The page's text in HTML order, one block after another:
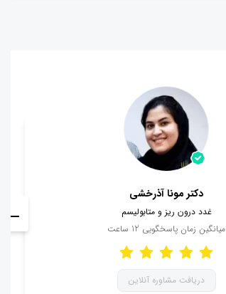
دکتر مونا آذرخشی
غدد درون ریز و متابولیسم
میانگین زمان پاسخگویی 12 ساعت
دریافت مشاوره آنلاین